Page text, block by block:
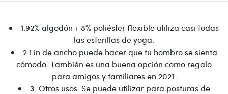
1.92% algodón + 8% poliéster flexible utiliza casi todas
las esterillas de yoga.
2.1 in de ancho puede hacer que tu hombro se sienta
cómodo. También es una buena opción como regalo
para amigos y familiares en 2021.
3. Otros usos. Se puede utilizar para posturas de